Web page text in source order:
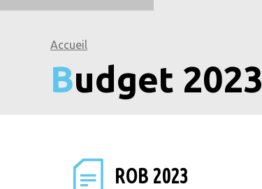
Accueil
Budget 2023
ROB 2023